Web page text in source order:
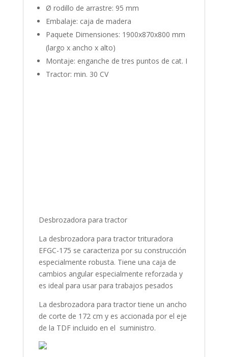
Ø rodillo de arrastre: 95 mm
Embalaje: caja de madera
Paquete Dimensiones: 1900x870x800 mm
(largo x ancho x alto)
Montaje: enganche de tres puntos de cat. I
Tractor: min. 30 CV
Desbrozadora para tractor
La desbrozadora para tractor trituradora
EFGC-175 se caracteriza por su construcción
especialmente robusta. Tiene una caja de
cambios angular especialmente reforzada y
es ideal para usar para trabajos pesados
La desbrozadora para tractor tiene un ancho
de corte de 172 cm y es accionada por el eje
de la TDF incluido en el suministro.